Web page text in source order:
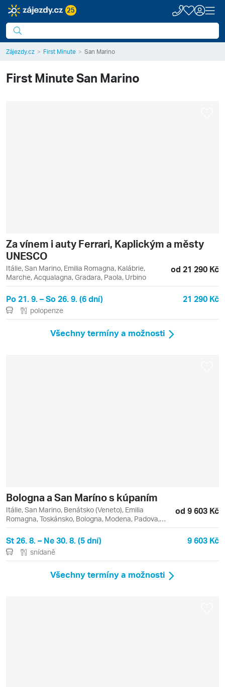
25
Zájezdy.cz First Minute San Marino
First MinuteSan Marino
Za vínem i auty Ferrari, Kaplickým a městy
UNESCO
Itálie, San Marino, Emilia Romagna, Kalábrie,
Marche, Acqualagna, Gradara, Paola, Urbino
od 21 290 Kč
Po 21. 9. – So 26. 9. (6 dní) 21 290 Kč
polopenze
Všechny termíny a možnosti
Bologna a San Maríno s kúpaním
Itálie, San Marino, Benátsko (Veneto), Emilia
Romagna, Toskánsko, Bologna, Modena, Padova,
Rimini
od 9 603 Kč
St 26. 8. – Ne 30. 8. (5 dní) 9 603 Kč
snídaně
Všechny termíny a možnosti